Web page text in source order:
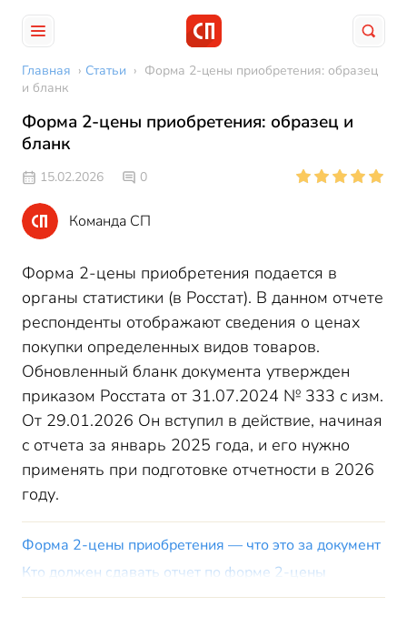
Главная › Статьи › Форма 2-цены приобретения: образец
и бланк
Форма 2-цены приобретения: образец и
бланк
15.02.2026 0
Команда СП
Форма 2-цены приобретения подается в
органы статистики (в Росстат). В данном отчете
респонденты отображают сведения о ценах
покупки определенных видов товаров.
Обновленный бланк документа утвержден
приказом Росстата от 31.07.2024 № 333 с изм.
От 29.01.2026 Он вступил в действие, начиная
с отчета за январь 2025 года, и его нужно
применять при подготовке отчетности в 2026
году.
Форма 2-цены приобретения — что это за документ
Кто должен сдавать отчет по форме 2-цены